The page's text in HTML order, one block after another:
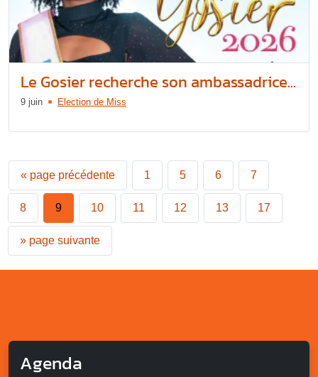
Le Gosier recherche son ambassadrice...
9 juin Election de Miss
« page précédente 1 5 6 7
8 9 10 11 12 13 17
» page suivante
Agenda